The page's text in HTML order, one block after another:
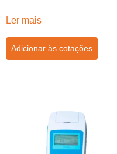
Ler mais
Adicionar às cotações